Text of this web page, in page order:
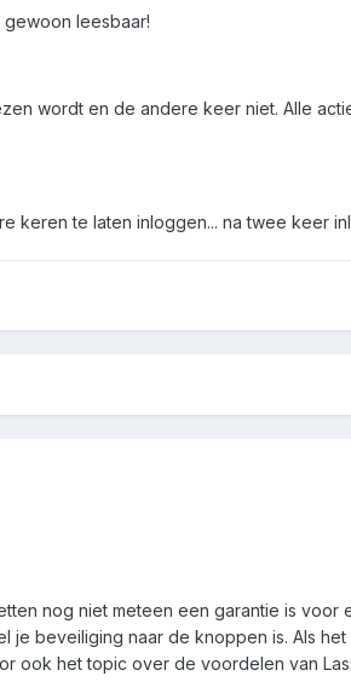
leesbaar!
wordt en de andere keer niet. Alle
te laten inloggen... na twee keer
nog niet meteen een garantie is voor
beveiliging naar de knoppen is. Als
ook het topic over de voordelen van